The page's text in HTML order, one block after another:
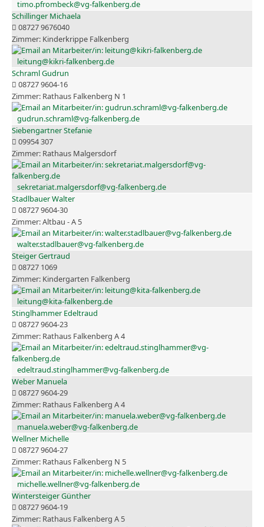
timo.pfrombeck@vg-falkenberg.de
Schillinger Michaela
08727 9676040
Kinderkrippe Falkenberg
leitung@kikri-falkenberg.de
Schraml Gudrun
08727 9604-16
Rathaus Falkenberg N 1
gudrun.schraml@vg-falkenberg.de
Siebengartner Stefanie
09954 307
Rathaus Malgersdorf
sekretariat.malgersdorf@vg-falkenberg.de
Stadlbauer Walter
08727 9604-30
Altbau - A 5
walter.stadlbauer@vg-falkenberg.de
Steiger Gertraud
08727 1069
Kindergarten Falkenberg
leitung@kita-falkenberg.de
Stinglhammer Edeltraud
08727 9604-23
Rathaus Falkenberg A 4
edeltraud.stinglhammer@vg-falkenberg.de
Weber Manuela
08727 9604-29
Rathaus Falkenberg A 4
manuela.weber@vg-falkenberg.de
Wellner Michelle
08727 9604-27
Rathaus Falkenberg N 5
michelle.wellner@vg-falkenberg.de
Wintersteiger Günther
08727 9604-19
Rathaus Falkenberg A 5